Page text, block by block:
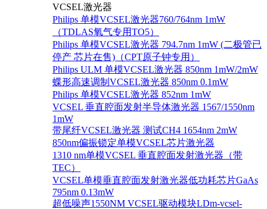
VCSEL激光器
Philips 单模VCSEL激光器760/764nm 1mW
（TDLAS氧气专用TO5）
Philips 单模VCSEL激光器 794.7nm 1mW (二极管已
停产 芯片在售)（CPT原子钟专用）
Philips ULM 单模VCSEL激光器 850nm 1mW/2mW
蝶形高速调制VCSEL激光器 850nm 0.1mW
Philips 单模VCSEL激光器 852nm 1mW
VCSEL 垂直腔面发射半导体激光器 1567/1550nm
1mW
带尾纤VCSEL激光器 测试CH4 1654nm 2mW
850nm偏振锁定单模VCSEL芯片激光器
1310 nm单模VCSEL 垂直腔面发射激光器（带
TEC）
VCSEL单模垂直腔面发射激光器低功耗芯片GaAs
795nm 0.13mW
超低噪声1550NM VCSEL驱动模块LDm-vcsel-